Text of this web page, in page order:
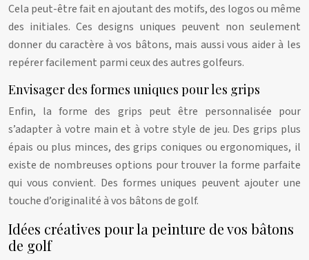
Cela peut-être fait en ajoutant des motifs, des logos ou même
des initiales. Ces designs uniques peuvent non seulement
donner du caractère à vos bâtons, mais aussi vous aider à les
repérer facilement parmi ceux des autres golfeurs.
Envisager des formes uniques pour les grips
Enfin, la forme des grips peut être personnalisée pour
s’adapter à votre main et à votre style de jeu. Des grips plus
épais ou plus minces, des grips coniques ou ergonomiques, il
existe de nombreuses options pour trouver la forme parfaite
qui vous convient. Des formes uniques peuvent ajouter une
touche d’originalité à vos bâtons de golf.
Idées créatives pour la peinture de vos bâtons
de golf